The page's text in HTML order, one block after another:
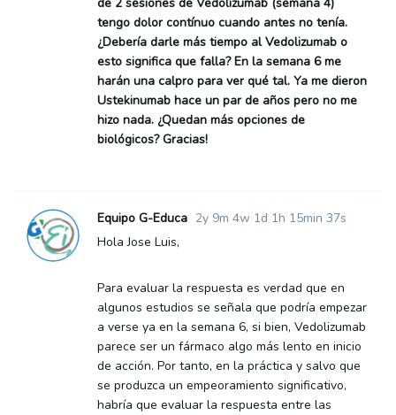
tengo dolor contínuo cuando antes no tenía.
¿Debería darle más tiempo al Vedolizumab o
esto significa que falla? En la semana 6 me
harán una calpro para ver qué tal. Ya me dieron
Ustekinumab hace un par de años pero no me
hizo nada. ¿Quedan más opciones de
biológicos? Gracias!
Equipo G-Educa 2y 9m 4w 1d 1h 15min 37s
Hola Jose Luis,
Para evaluar la respuesta es verdad que en
algunos estudios se señala que podría empezar
a verse ya en la semana 6, si bien, Vedolizumab
parece ser un fármaco algo más lento en inicio
de acción. Por tanto, en la práctica y salvo que
se produzca un empeoramiento significativo,
habría que evaluar la respuesta entre las